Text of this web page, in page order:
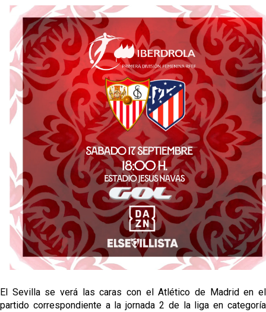
El Granada negocia con el Sevilla FC por Alberto
Flores
IDV reclama dinero al Sevilla por Mercado
El Sevilla FC cierra el fichaje de Robbie Ure
Crónica Pretemporada | Real Madrid 2-4 Sevilla FC
Femenino
El Sevilla se verá las caras con el Atlético de Madrid en el
partido correspondiente a la jornada 2 de la liga en categoría